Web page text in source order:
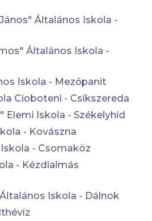
Általános Iskola -
Általános Iskola -
Iskola - Mezőpanit
Cioboteni - Csíkszereda
Elemi Iskola - Székelyhíd
- Kovászna
- Csomaköz
- Kézdialmás
Iskola - Dálnok